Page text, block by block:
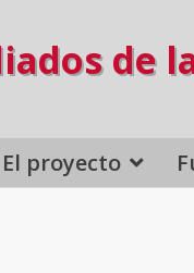
de
El proyecto